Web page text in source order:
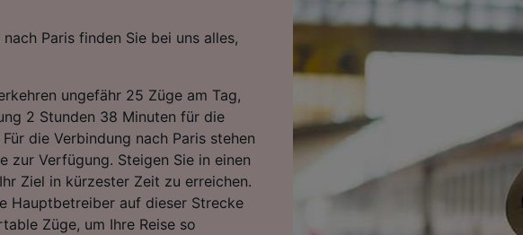
Paris finden Sie bei uns alles,
ungefähr 25 Züge am Tag,
2 Stunden 38 Minuten für die
die Verbindung nach Paris stehen
zur Verfügung. Steigen Sie in einen
Ziel in kürzester Zeit zu erreichen.
Hauptbetreiber auf dieser Strecke
Züge, um Ihre Reise so